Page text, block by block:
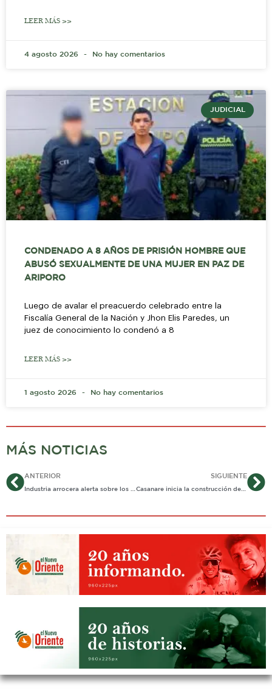
LEER MÁS >>
4 agosto 2026 No hay comentarios
JUDICIAL
CONDENADO A 8 AÑOS DE PRISIÓN HOMBRE QUE
ABUSÓ SEXUALMENTE DE UNA MUJER EN PAZ DE
ARIPORO
Luego de avalar el preacuerdo celebrado entre la
Fiscalía General de la Nación y Jhon Elis Paredes, un
juez de conocimiento lo condenó a 8
LEER MÁS >>
1 agosto 2026 No hay comentarios
MÁS NOTICIAS
AntANTERIOR
Industria arrocera alerta sobre los riesgos del régimen de libertad regulada.
SIGUIENTE
Casanare inicia la construcción de su primera Clínica Veterinaria Universitaria con recursos del Sistema General de Regalías